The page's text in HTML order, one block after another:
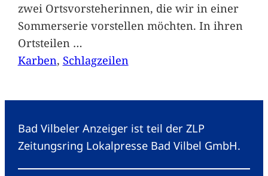
zwei Ortsvorsteherinnen, die wir in einer
Sommerserie vorstellen möchten. In ihren
Ortsteilen …
Karben, Schlagzeilen
Bad Vilbeler Anzeiger ist teil der ZLP
Zeitungsring Lokalpresse Bad Vilbel GmbH.